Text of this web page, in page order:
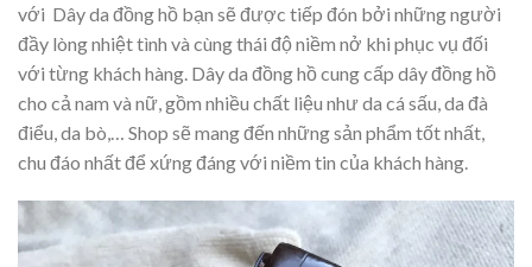
với Dây da đồng hồ bạn sẽ được tiếp đón bởi những người
đầy lòng nhiệt tình và cùng thái độ niềm nở khi phục vụ đối
với từng khách hàng. Dây da đồng hồ cung cấp dây đồng hồ
cho cả nam và nữ, gồm nhiều chất liệu như da cá sấu, da đà
điểu, da bò,… Shop sẽ mang đến những sản phẩm tốt nhất,
chu đáo nhất để xứng đáng với niềm tin của khách hàng.